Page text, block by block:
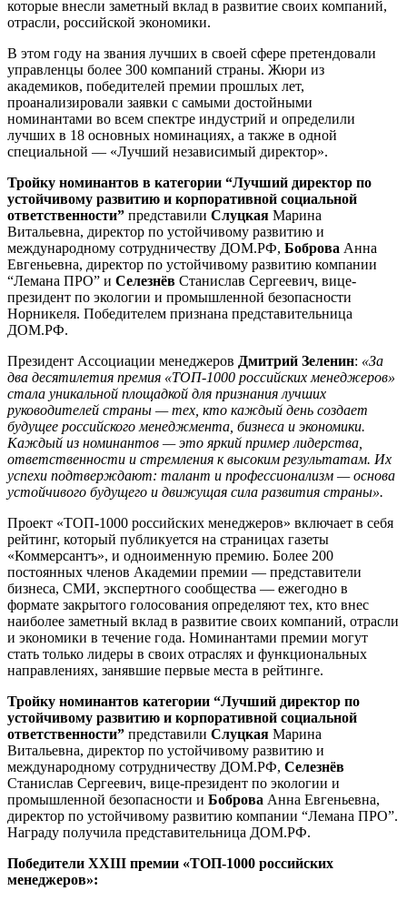
которые внесли заметный вклад в развитие своих компаний,
отрасли, российской экономики.
В этом году на звания лучших в своей сфере претендовали
управленцы более 300 компаний страны. Жюри из
академиков, победителей премии прошлых лет,
проанализировали заявки с самыми достойными
номинантами во всем спектре индустрий и определили
лучших в 18 основных номинациях, а также в одной
специальной — «Лучший независимый директор».
Тройку номинантов в категории “Лучший директор по
устойчивому развитию и корпоративной социальной
ответственности” представили Слуцкая Марина
Витальевна, директор по устойчивому развитию и
международному сотрудничеству ДОМ.РФ, Боброва Анна
Евгеньевна, директор по устойчивому развитию компании
“Лемана ПРО” и Селезнёв Станислав Сергеевич, вице-
президент по экологии и промышленной безопасности
Норникеля. Победителем признана представительница
ДОМ.РФ.
Президент Ассоциации менеджеров Дмитрий Зеленин: «За
два десятилетия премия «ТОП-1000 российских менеджеров»
стала уникальной площадкой для признания лучших
руководителей страны — тех, кто каждый день создает
будущее российского менеджмента, бизнеса и экономики.
Каждый из номинантов — это яркий пример лидерства,
ответственности и стремления к высоким результатам. Их
успехи подтверждают: талант и профессионализм — основа
устойчивого будущего и движущая сила развития страны».
Проект «ТОП-1000 российских менеджеров» включает в себя
рейтинг, который публикуется на страницах газеты
«Коммерсантъ», и одноименную премию. Более 200
постоянных членов Академии премии — представители
бизнеса, СМИ, экспертного сообщества — ежегодно в
формате закрытого голосования определяют тех, кто внес
наиболее заметный вклад в развитие своих компаний, отрасли
и экономики в течение года. Номинантами премии могут
стать только лидеры в своих отраслях и функциональных
направлениях, занявшие первые места в рейтинге.
Тройку номинантов категории “Лучший директор по
устойчивому развитию и корпоративной социальной
ответственности” представили Слуцкая Марина
Витальевна, директор по устойчивому развитию и
международному сотрудничеству ДОМ.РФ, Селезнёв
Станислав Сергеевич, вице-президент по экологии и
промышленной безопасности и Боброва Анна Евгеньевна,
директор по устойчивому развитию компании “Лемана ПРО”.
Награду получила представительница ДОМ.РФ.
Победители XXIII премии «ТОП-1000 российских
менеджеров»: